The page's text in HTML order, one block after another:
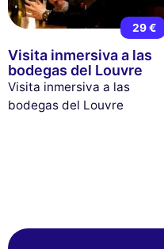
29 €
Visita inmersiva a las
bodegas del Louvre
Visita inmersiva a las
bodegas del Louvre